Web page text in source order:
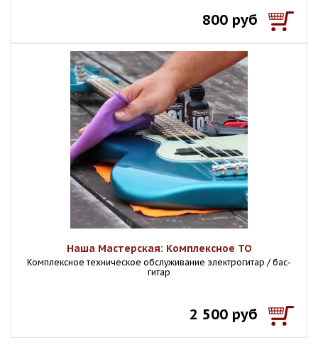
800 руб
Наша Мастерская: Комплексное ТО
Комплексное техническое обслуживание электрогитар / бас-
гитар
2 500 руб